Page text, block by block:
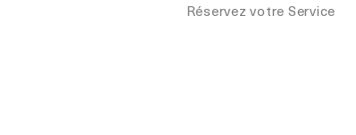
Réservez votre Service